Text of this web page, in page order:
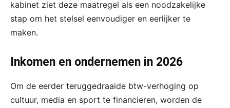
kabinet ziet deze maatregel als een noodzakelijke
stap om het stelsel eenvoudiger en eerlijker te
maken.
Inkomen en ondernemen in 2026
Om de eerder teruggedraaide btw-verhoging op
cultuur, media en sport te financieren, worden de